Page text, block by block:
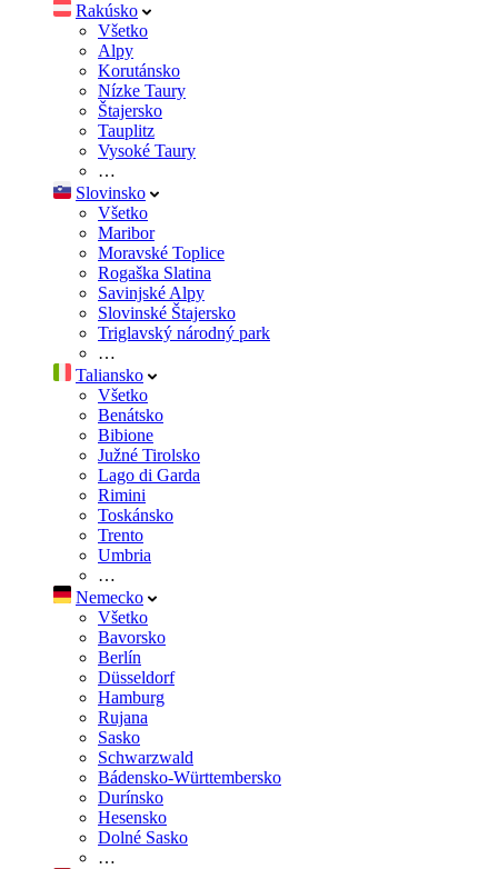
Rakúsko
Všetko
Alpy
Korutánsko
Nízke Taury
Štajersko
Tauplitz
Vysoké Taury
…
Slovinsko
Všetko
Maribor
Moravské Toplice
Rogaška Slatina
Savinjské Alpy
Slovinské Štajersko
Triglavský národný park
…
Taliansko
Všetko
Benátsko
Bibione
Južné Tirolsko
Lago di Garda
Rimini
Toskánsko
Trento
Umbria
…
Nemecko
Všetko
Bavorsko
Berlín
Düsseldorf
Hamburg
Rujana
Sasko
Schwarzwald
Bádensko-Württembersko
Durínsko
Hesensko
Dolné Sasko
…